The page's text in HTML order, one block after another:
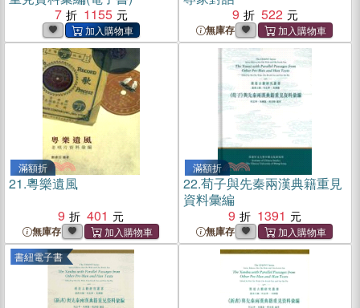
7
1155
9
522
無庫存
滿額折
21.粵樂遺風
9
401
無庫存
滿額折
22.荀子與先秦兩漢典籍重見
資料彙編
9
1391
無庫存
書紐電子書